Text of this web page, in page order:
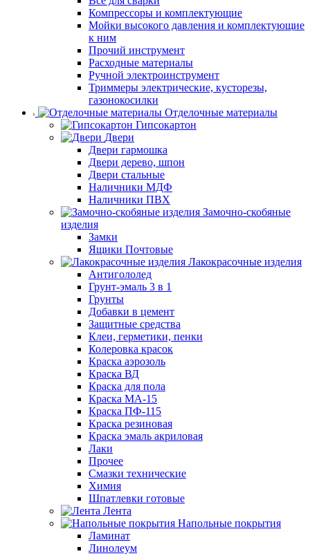
Компрессоры и комплектующие
Мойки высокого давления и комплектующие
к ним
Прочий инструмент
Расходные материалы
Ручной электроинструмент
Триммеры электрические, кусторезы,
газонокосилки
Отделочные материалы
Гипсокартон
Двери
Двери гармошка
Двери дерево, шпон
Двери стальные
Наличники МДФ
Наличники ПВХ
Замочно-скобяные
изделия
Замки
Ящики Почтовые
Лакокрасочные изделия
Антигололед
Грунт-эмаль 3 в 1
Грунты
Добавки в цемент
Защитные средства
Клеи, герметики, пенки
Колеровка красок
Краска аэрозоль
Краска ВД
Краска для пола
Краска МА-15
Краска ПФ-115
Краска резиновая
Краска эмаль акриловая
Лаки
Прочее
Смазки технические
Химия
Шпатлевки готовые
Лента
Напольные покрытия
Ламинат
Линолеум